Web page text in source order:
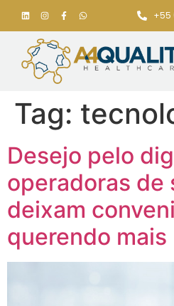
+55
Tag:
Desejo pelo
operadoras de
deixam
querendo mais